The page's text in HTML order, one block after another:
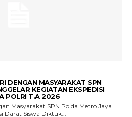
DENGAN MASYARAKAT SPN
KEGIATAN EKSPEDISI
POLRI T.A 2026
Masyarakat SPN Polda Metro Jaya
Darat Siswa Diktuk...